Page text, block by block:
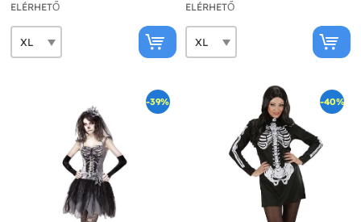
ELÉRHETŐ ELÉRHETŐ
-39% -40%